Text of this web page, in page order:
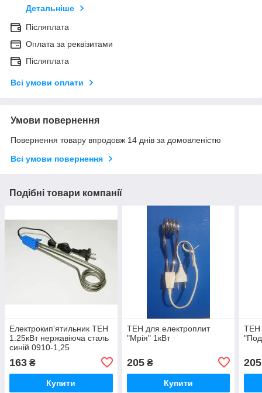
Детальніше
Післяплата
Оплата за реквізитами
Післяплата
Всі умови оплати
Умови повернення
Повернення товару впродовж 14 днів за домовленістю
Всі умови повернення
Подібні товари компанії
Електрокип'ятильник ТЕН
1.25кВт нержавіюча сталь
синій 0910-1,25
163 ₴
Купити
ТЕН для електроплит
"Мрія" 1кВт
205₴
Купити
ТЕН
205